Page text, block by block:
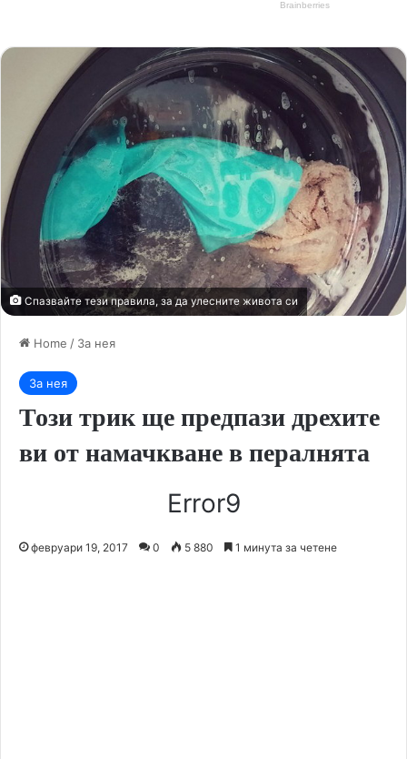
Спазвайте тези правила, за да улесните живота си
Home / За нея
За нея
Този трик ще предпази дрехите
ви от намачкване в пералнята
Error9
февруари 19, 2017 0 5 880 1 минута за четене